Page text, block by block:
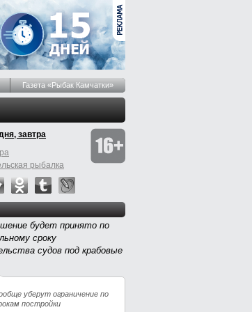
Газета «Рыбак Камчатки»
завтра
рыбалка
будет принято по
сроку
судов под крабовые
уберут ограничение по
постройки